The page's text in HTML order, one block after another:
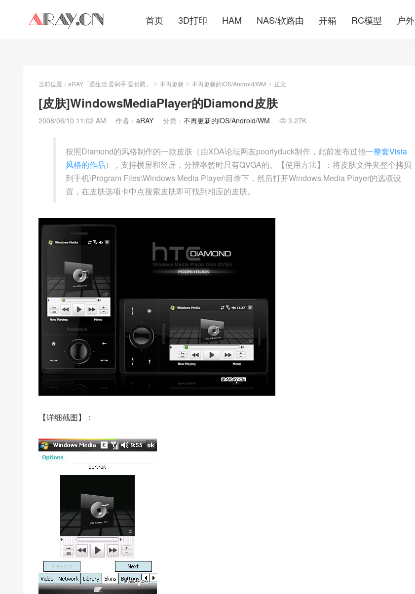
首页 3D打印 HAM NAS/软路由 开箱 RC模型 户外
当前位置： aRAY「爱生活.爱剁手.爱折腾」 > 不再更新 > 不再更新的iOS/Android/WM > 正文
[皮肤]WindowsMediaPlayer的Diamond皮肤
2008/06/10 11:02 AM 作者： aRAY 分类： 不再更新的iOS/Android/WM  3.27K
按照Diamond的风格制作的一款皮肤（由XDA论坛网友poorlyduck制作，此前发布过他一整套Vista
风格的作品），支持横屏和竖屏，分辨率暂时只有QVGA的。【使用方法】：将皮肤文件夹整个拷贝
到手机\Program Files\Windows Media Player\目录下，然后打开Windows Media Player的选项设
置，在皮肤选项卡中点搜索皮肤即可找到相应的皮肤。
【详细截图】：